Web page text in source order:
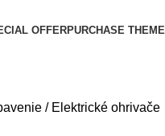
OFFERPURCHASE THEME
Elektrické ohrivače